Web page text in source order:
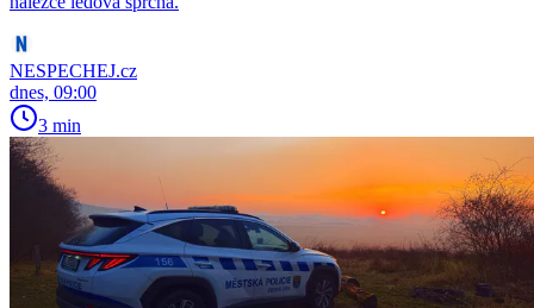
NESPECHEJ.cz
dnes, 09:00
3 min